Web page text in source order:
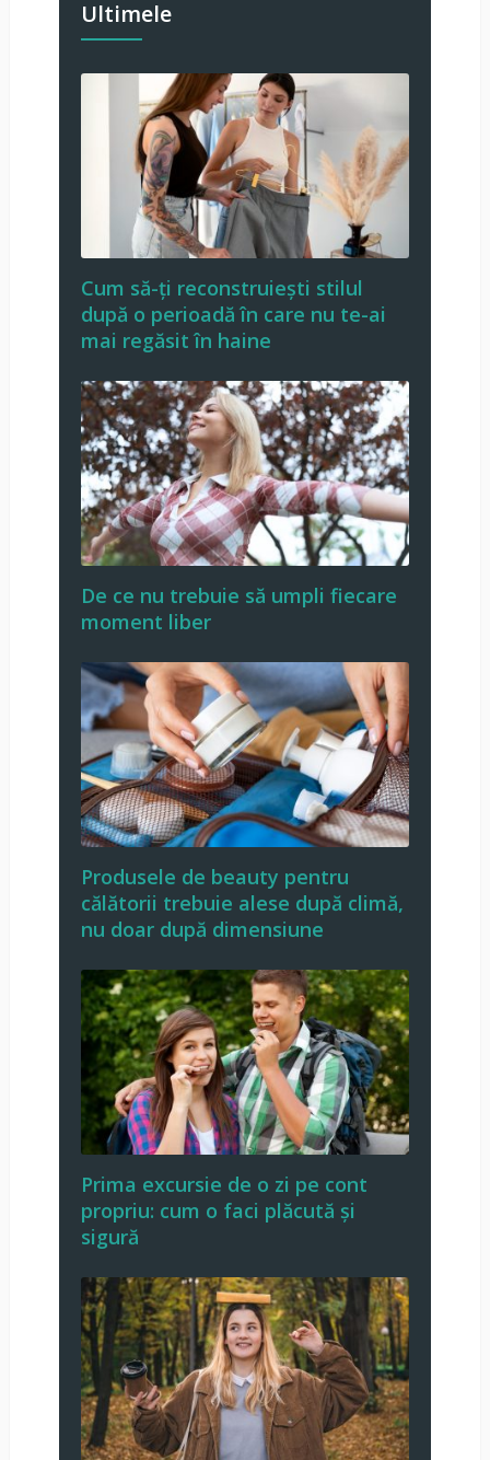
Ultimele
Cum să-ți reconstruiești stilul
după o perioadă în care nu te-ai
mai regăsit în haine
De ce nu trebuie să umpli fiecare
moment liber
Produsele de beauty pentru
călătorii trebuie alese după climă,
nu doar după dimensiune
Prima excursie de o zi pe cont
propriu: cum o faci plăcută și
sigură